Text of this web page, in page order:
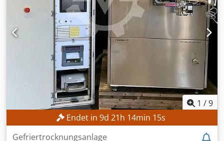
Mindestfüllvolumen: 10 L Homogenisierer Modell: Brienz
RF 112 M-2 Leistung: 4 kW Drehzahl: max. 2.850 U/min
Mischer/Abstreifer Getriebe: SEW FAF 37 Drehzahl: max. 28
U/min MASCHINEN-DETAILS Raumbedarf: 1.200 × 1.500 ×
1 /9
Endet in 9d 21h 14min 13s
Gefriertrocknungsanlage